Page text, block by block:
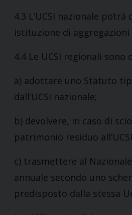
4.3 L’UCSI nazionale potrà
istituzione di
4.4 Le UCSI regionali sono
a) adottare uno Statuto
dall’UCSI nazionale;
b) devolvere, in caso di
patrimonio residuo
c) trasmettere al
annuale secondo uno
predisposto dalla stessa